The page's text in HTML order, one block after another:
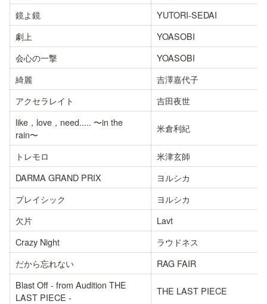
鏡よ鏡
YUTORI-SEDAI
劇上
YOASOBI
会心の一撃
YOASOBI
綺麗
吉澤嘉代子
アクセラレイト
吉田夜世
like，love，need..... 〜in the
rain〜
米倉利紀
トレモロ
米津玄師
DARMA GRAND PRIX
ヨルシカ
プレイシック
ヨルシカ
欠片
Lavt
Crazy Night
ラウドネス
だから忘れない
RAG FAIR
Blast Off - from Audition THE
LAST PIECE -
THE LAST PIECE